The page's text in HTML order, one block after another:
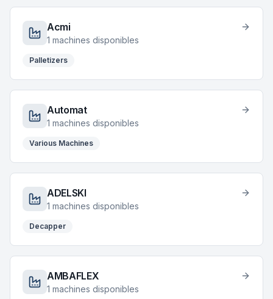
Acmi
1 machines disponibles
Palletizers
Automat
1 machines disponibles
Various Machines
ADELSKI
1 machines disponibles
Decapper
AMBAFLEX
1 machines disponibles